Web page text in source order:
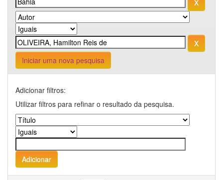
Iniciar uma nova pesquisa
Adicionar filtros:
Utilizar filtros para refinar o resultado da pesquisa.